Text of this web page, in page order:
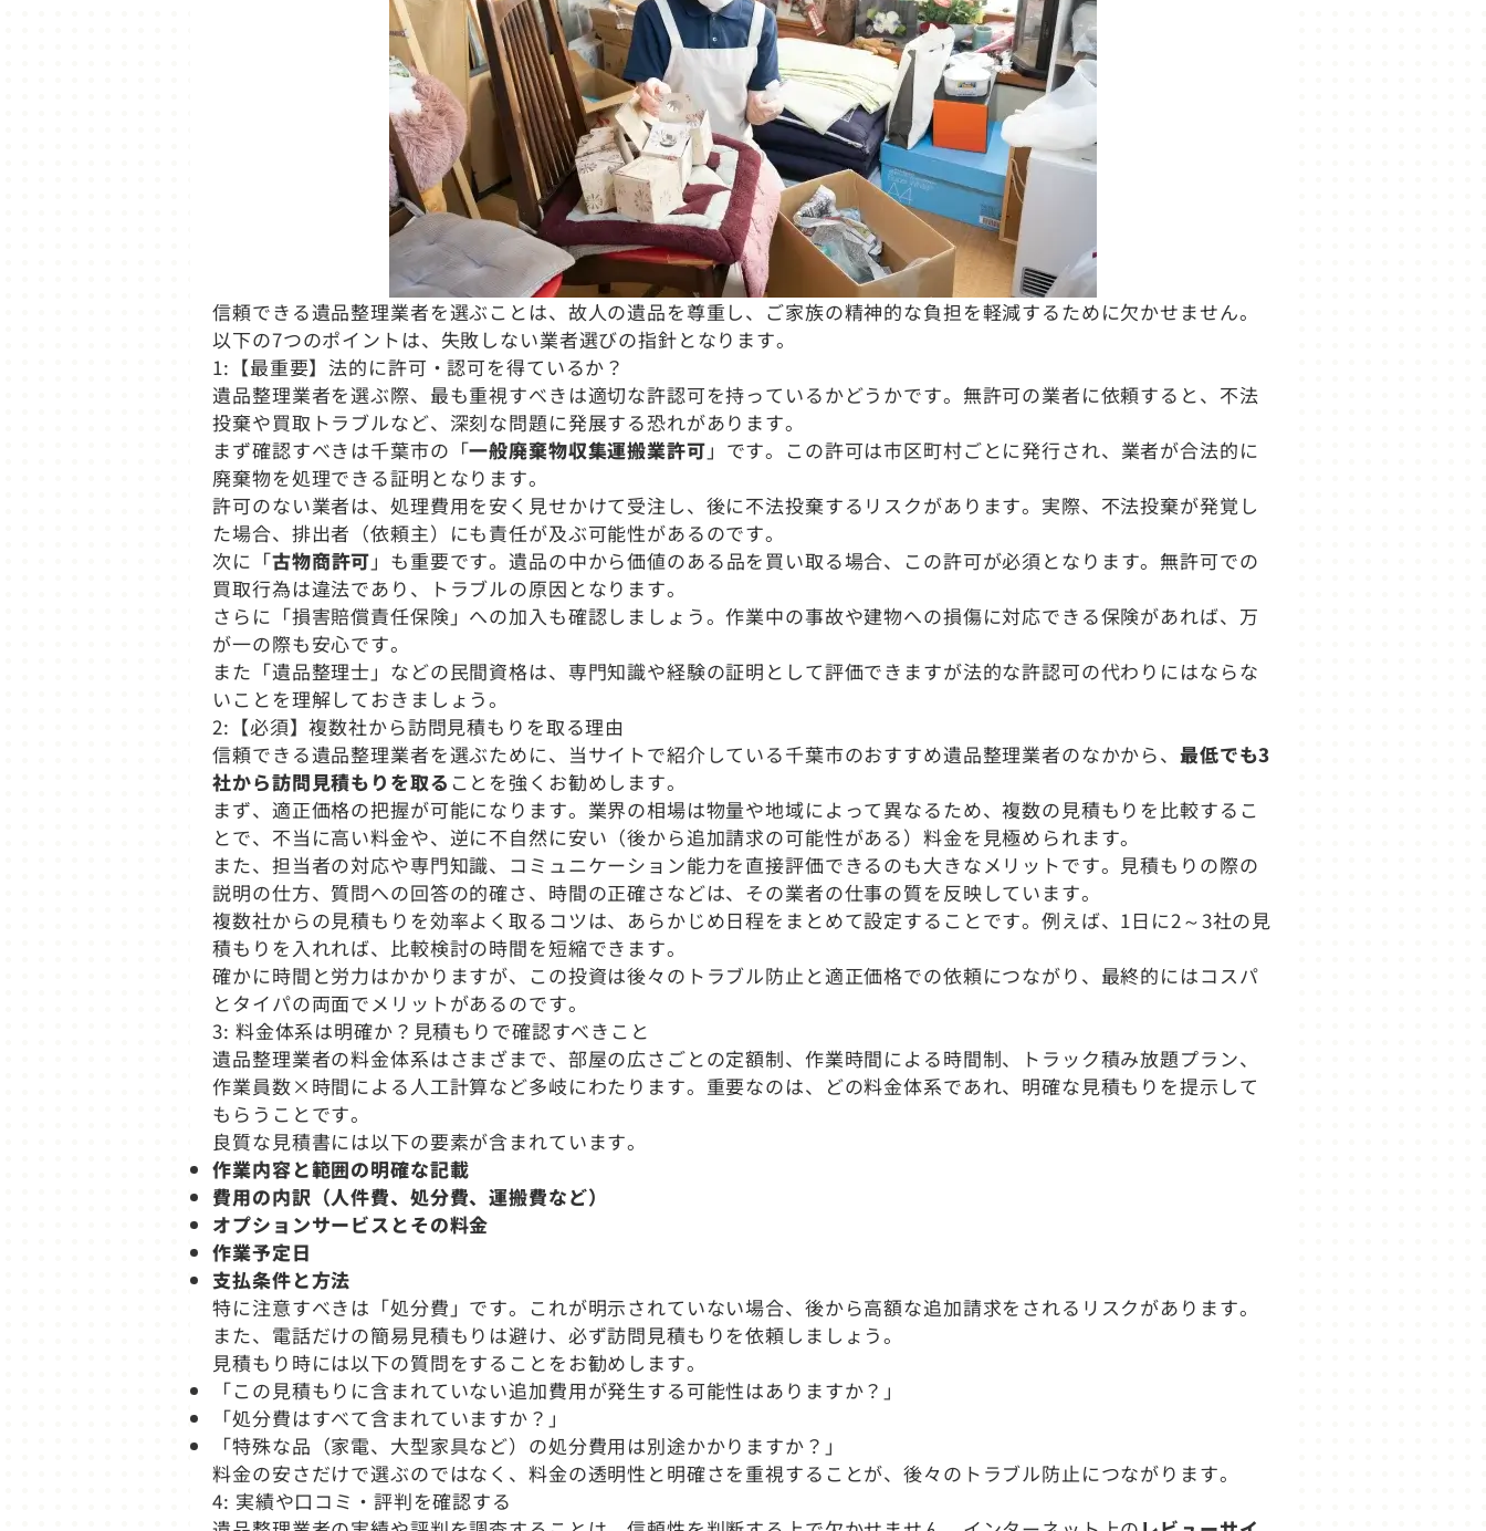
信頼できる遺品整理業者を選ぶことは、故人の遺品を尊重し、ご家族の精神的な負担を軽減するために欠かせません。
以下の7つのポイントは、失敗しない業者選びの指針となります。
1:【最重要】法的に許可・認可を得ているか？
遺品整理業者を選ぶ際、最も重視すべきは適切な許認可を持っているかどうかです。無許可の業者に依頼すると、不法
投棄や買取トラブルなど、深刻な問題に発展する恐れがあります。
まず確認すべきは千葉市の「一般廃棄物収集運搬業許可 」です。この許可は市区町村ごとに発行され、業者が合法的に
廃棄物を処理できる証明となります。
許可のない業者は、処理費用を安く見せかけて受注し、後に不法投棄するリスクがあります。実際、不法投棄が発覚し
た場合、排出者（依頼主）にも責任が及ぶ可能性があるのです。
次に「古物商許可 」も重要です。遺品の中から価値のある品を買い取る場合、この許可が必須となります。無許可での
買取行為は違法であり、トラブルの原因となります。
さらに「損害賠償責任保険」への加入も確認しましょう。作業中の事故や建物への損傷に対応できる保険があれば、万
が一の際も安心です。
また「遺品整理士」などの民間資格は、専門知識や経験の証明として評価できますが法的な許認可の代わりにはならな
いことを理解しておきましょう。
2:【必須】複数社から訪問見積もりを取る理由
信頼できる遺品整理業者を選ぶために、当サイトで紹介している千葉市のおすすめ遺品整理業者のなかから、最低でも3
社から訪問見積もりを取る ことを強くお勧めします。
まず、適正価格の把握が可能になります。業界の相場は物量や地域によって異なるため、複数の見積もりを比較するこ
とで、不当に高い料金や、逆に不自然に安い（後から追加請求の可能性がある）料金を見極められます。
また、担当者の対応や専門知識、コミュニケーション能力を直接評価できるのも大きなメリットです。見積もりの際の
説明の仕方、質問への回答の的確さ、時間の正確さなどは、その業者の仕事の質を反映しています。
複数社からの見積もりを効率よく取るコツは、あらかじめ日程をまとめて設定することです。例えば、1日に2～3社の見
積もりを入れれば、比較検討の時間を短縮できます。
確かに時間と労力はかかりますが、この投資は後々のトラブル防止と適正価格での依頼につながり、最終的にはコスパ
とタイパの両面でメリットがあるのです。
3: 料金体系は明確か？見積もりで確認すべきこと
遺品整理業者の料金体系はさまざまで、部屋の広さごとの定額制、作業時間による時間制、トラック積み放題プラン、
作業員数×時間による人工計算など多岐にわたります。重要なのは、どの料金体系であれ、明確な見積もりを提示して
もらうことです。
良質な見積書には以下の要素が含まれています。
作業内容と範囲の明確な記載
費用の内訳（人件費、処分費、運搬費など）
オプションサービスとその料金
作業予定日
支払条件と方法
特に注意すべきは「処分費」です。これが明示されていない場合、後から高額な追加請求をされるリスクがあります。
また、電話だけの簡易見積もりは避け、必ず訪問見積もりを依頼しましょう。
見積もり時には以下の質問をすることをお勧めします。
「この見積もりに含まれていない追加費用が発生する可能性はありますか？」
「処分費はすべて含まれていますか？」
「特殊な品（家電、大型家具など）の処分費用は別途かかりますか？」
料金の安さだけで選ぶのではなく、料金の透明性と明確さを重視することが、後々のトラブル防止につながります。
4: 実績や口コミ・評判を確認する